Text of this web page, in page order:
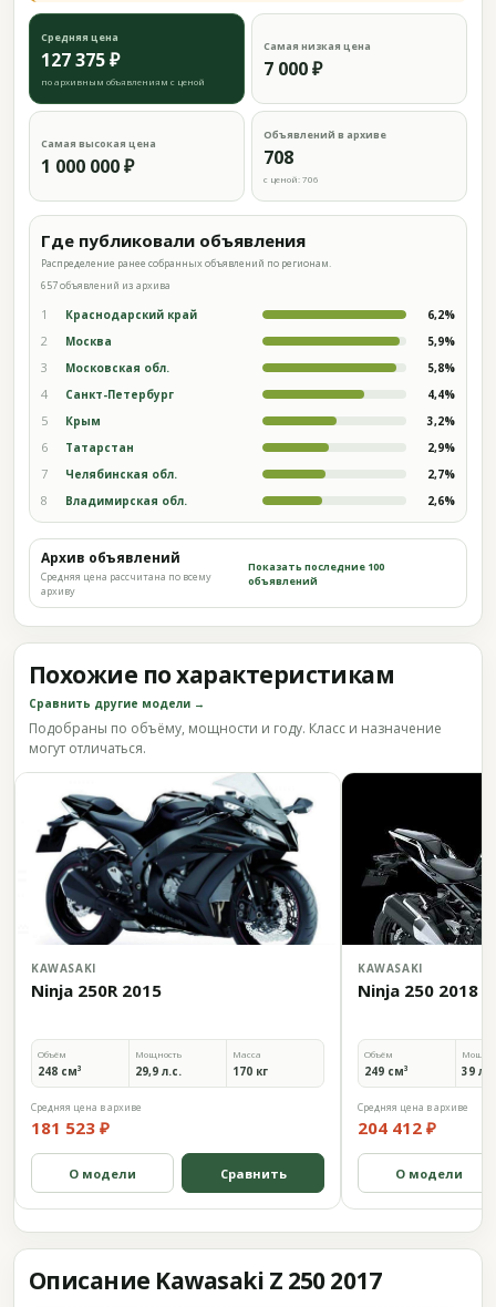
Средняя цена
127 375 ₽
по архивным объявлениям с ценой
Самая низкая цена
7 000 ₽
Самая высокая цена
1 000 000 ₽
Объявлений в архиве
708
с ценой: 706
Где публиковали объявления
Распределение ранее собранных объявлений по регионам.
657 объявлений из архива
1 Краснодарский край 6,2%
2 Москва 5,9%
3 Московская обл. 5,8%
4 Санкт-Петербург 4,4%
5 Крым 3,2%
6 Татарстан 2,9%
7 Челябинская обл. 2,7%
8 Владимирская обл. 2,6%
Архив объявлений
Средняя цена рассчитана по всему
архиву
Показать последние 100
объявлений
Похожие по характеристикам
Сравнить другие модели →
Подобраны по объёму, мощности и году. Класс и назначение
могут отличаться.
KAWASAKI
Ninja 250R 2015
Объём
248 см³
Мощность
29,9 л.с.
Масса
170 кг
Средняя цена в архиве
181 523 ₽
О модели Сравнить
KAWASAKI
Ninja 250 2018
Объём
249 см³ 39
Средняя цена в архиве
204 412 ₽
О модели
Описание Kawasaki Z 250 2017